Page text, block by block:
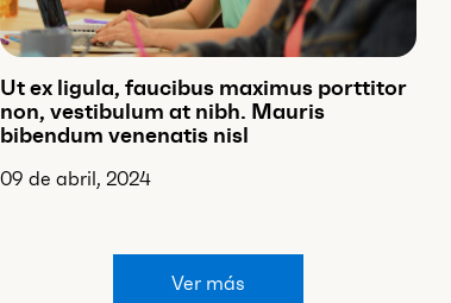
Ut ex ligula, faucibus maximus porttitor
non, vestibulum at nibh. Mauris
bibendum venenatis nisl
09 de abril, 2024
Ver más